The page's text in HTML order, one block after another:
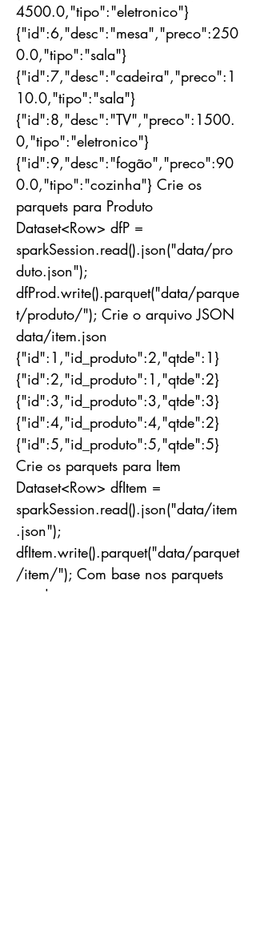
4500.0,"tipo":"eletronico"}
{"id":6,"desc":"mesa","preco":250
0.0,"tipo":"sala"}
{"id":7,"desc":"cadeira","preco":1
10.0,"tipo":"sala"}
{"id":8,"desc":"TV","preco":1500.
0,"tipo":"eletronico"}
{"id":9,"desc":"fogão","preco":90
0.0,"tipo":"cozinha"} Crie os
parquets para Produto
Dataset<Row> dfP =
sparkSession.read().json("data/pro
duto.json");
dfProd.write().parquet("data/parque
t/produto/"); Crie o arquivo JSON
data/item.json
{"id":1,"id_produto":2,"qtde":1}
{"id":2,"id_produto":1,"qtde":2}
{"id":3,"id_produto":3,"qtde":3}
{"id":4,"id_produto":4,"qtde":2}
{"id":5,"id_produto":5,"qtde":5}
Crie os parquets para Item
Dataset<Row> dfItem =
sparkSession.read().json("data/item
.json");
dfItem.write().parquet("data/parquet
/item/"); Com base nos parquets
criado, agora vamos criar a